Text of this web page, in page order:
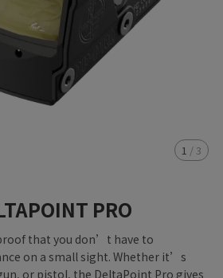
1 / 3
PRO
that you don’t have to
on a small sight. Whether it’s
or pistol, the DeltaPoint Pro gives